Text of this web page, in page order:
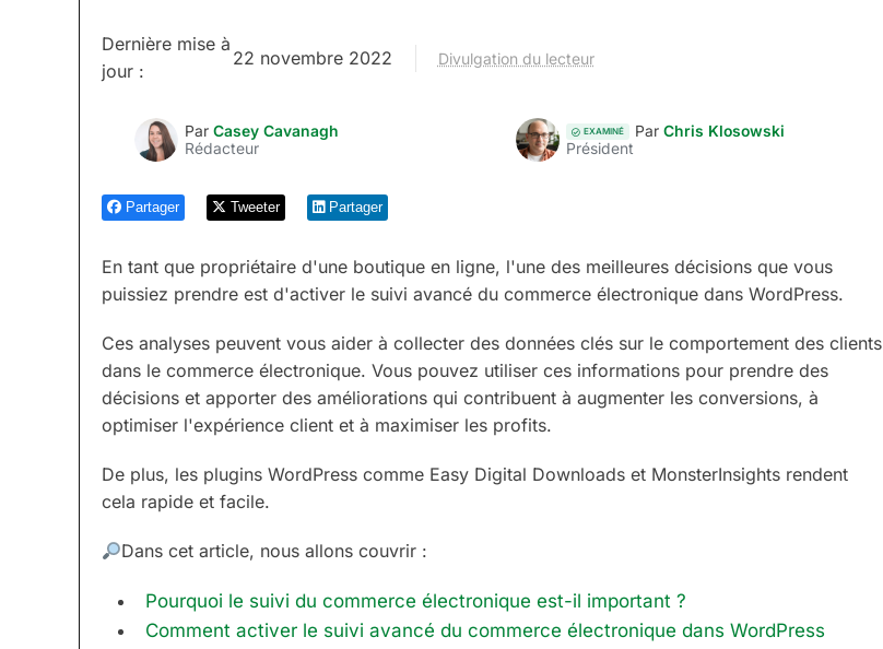
Dernière mise à
jour :
22 novembre 2022 Divulgation du lecteur
Par Casey Cavanagh
Rédacteur
EXAMINÉ Par Chris Klosowski
Président
Partager Tweeter Partager
En tant que propriétaire d'une boutique en ligne, l'une des meilleures décisions que vous
puissiez prendre est d'activer le suivi avancé du commerce électronique dans WordPress.
Ces analyses peuvent vous aider à collecter des données clés sur le comportement des clients
dans le commerce électronique. Vous pouvez utiliser ces informations pour prendre des
décisions et apporter des améliorations qui contribuent à augmenter les conversions, à
optimiser l'expérience client et à maximiser les profits.
De plus, les plugins WordPress comme Easy Digital Downloads et MonsterInsights rendent
cela rapide et facile.
Dans cet article, nous allons couvrir :
Pourquoi le suivi du commerce électronique est-il important ?
Comment activer le suivi avancé du commerce électronique dans WordPress